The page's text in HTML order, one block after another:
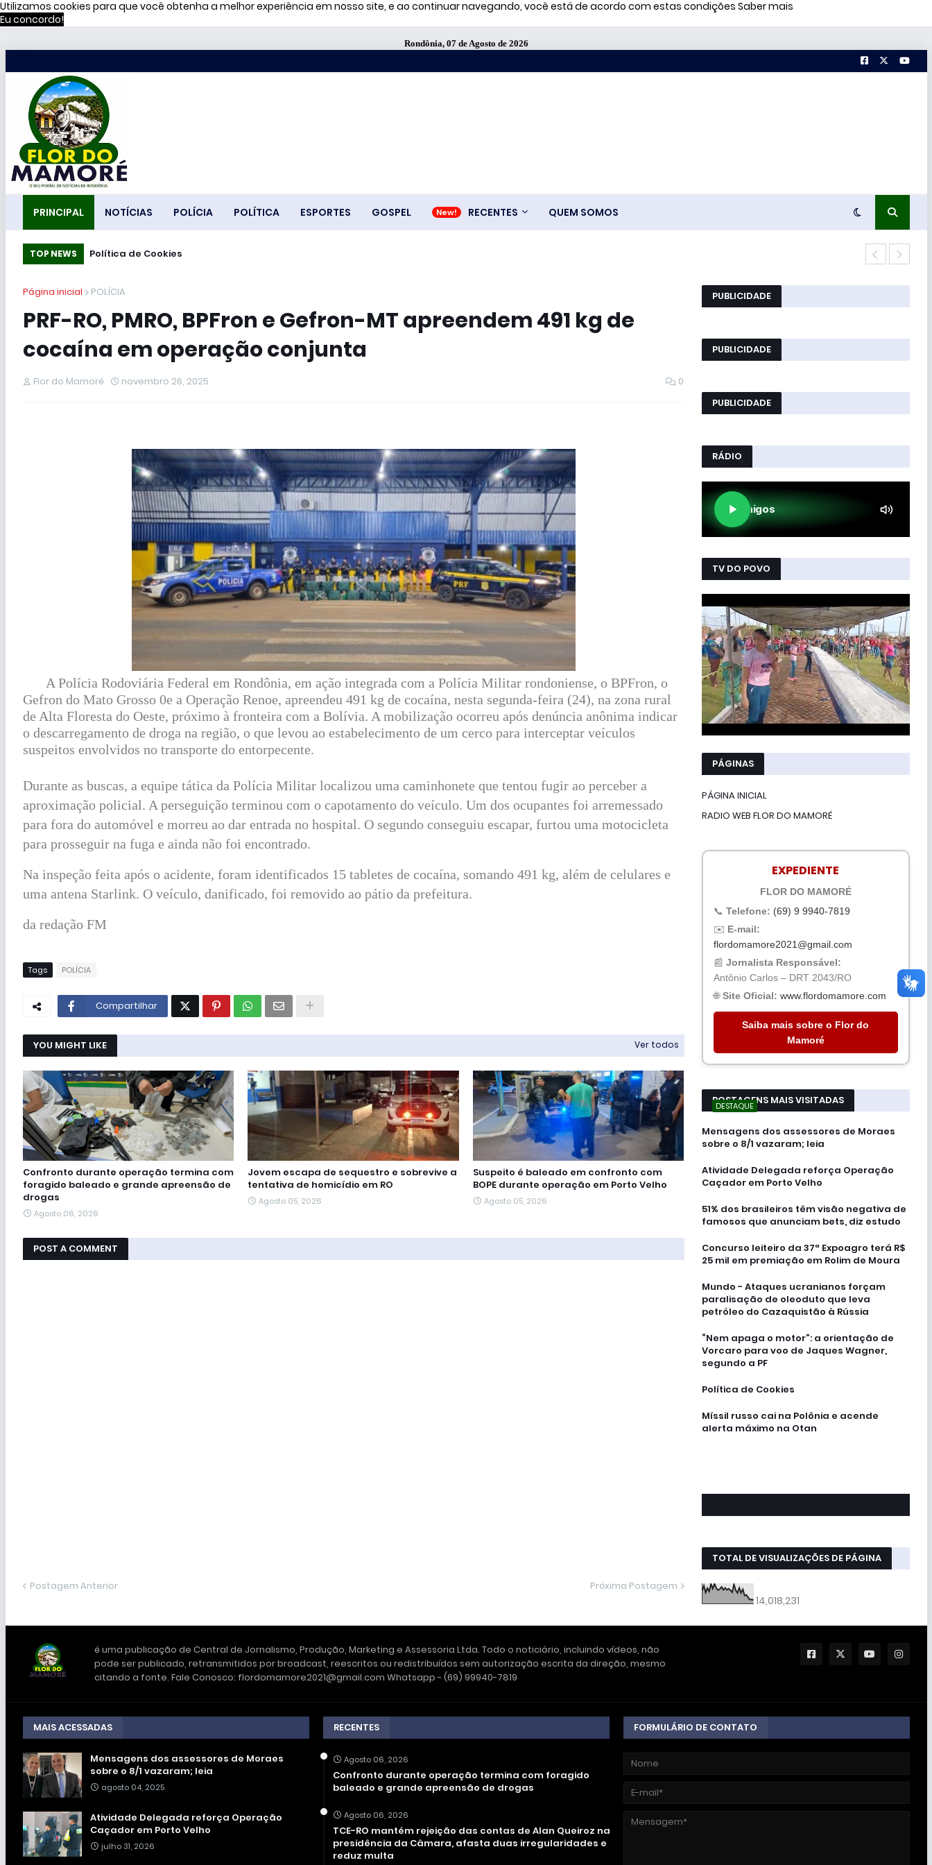
Utilizamos cookies para que você obtenha a melhor experiência em nosso site, e ao continuar navegando, você está de acordo com estas condições Saber mais
Eu concordo!
Rondônia, 07 de Agosto de 2026
PRINCIPAL NOTÍCIAS POLÍCIA POLÍTICA ESPORTES GOSPEL RECENTES QUEM SOMOS
TOP NEWS Política de Cookies
Página inicial POLÍCIA
PRF-RO, PMRO, BPFron e Gefron-MT apreendem 491 kg de
cocaína em operação conjunta
Flor do Mamoré novembro 26, 2025 0
A Polícia Rodoviária Federal em Rondônia, em ação integrada com a Polícia Militar rondoniense, o BPFron, o
Gefron do Mato Grosso 0e a Operação Renoe, apreendeu 491 kg de cocaína, nesta segunda-feira (24), na zona rural
de Alta Floresta do Oeste, próximo à fronteira com a Bolívia. A mobilização ocorreu após denúncia anônima indicar
o descarregamento de droga na região, o que levou ao estabelecimento de um cerco para interceptar veículos
suspeitos envolvidos no transporte do entorpecente.
Durante as buscas, a equipe tática da Polícia Militar localizou uma caminhonete que tentou fugir ao perceber a
aproximação policial. A perseguição terminou com o capotamento do veículo. Um dos ocupantes foi arremessado
para fora do automóvel e morreu ao dar entrada no hospital. O segundo conseguiu escapar, furtou uma motocicleta
para prosseguir na fuga e ainda não foi encontrado.
Na inspeção feita após o acidente, foram identificados 15 tabletes de cocaína, somando 491 kg, além de celulares e
uma antena Starlink. O veículo, danificado, foi removido ao pátio da prefeitura.
da redação FM
Tags POLÍCIA
Compartilhar
YOU MIGHT LIKE Ver todos
Confronto durante operação termina com
foragido baleado e grande apreensão de
drogas
Agosto 06, 2026
Jovem escapa de sequestro e sobrevive a
tentativa de homicídio em RO
Agosto 05, 2026
Suspeito é baleado em confronto com
BOPE durante operação em Porto Velho
Agosto 05, 2026
POST A COMMENT
Postagem Anterior Próxima Postagem
PUBLICIDADE
PUBLICIDADE
PUBLICIDADE
RÁDIO
TV DO POVO
PÁGINAS
PÁGINA INICIAL
RADIO WEB FLOR DO MAMORÉ
EXPEDIENTE
FLOR DO MAMORÉ
📞 Telefone: (69) 9 9940-7819
✉️ E-mail:
flordomamore2021@gmail.com
📰 Jornalista Responsável:
Antônio Carlos – DRT 2043/RO
🌐Site Oficial: www.flordomamore.com
Saiba mais sobre o Flor do
Mamoré
POSTAGENS MAIS VISITADAS
DESTAQUE
Mensagens dos assessores de Moraes
sobre o 8/1 vazaram; leia
Atividade Delegada reforça Operação
Caçador em Porto Velho
51% dos brasileiros têm visão negativa de
famosos que anunciam bets, diz estudo
Concurso leiteiro da 37ª Expoagro terá R$
25 mil em premiação em Rolim de Moura
Mundo - Ataques ucranianos forçam
paralisação de oleoduto que leva
petróleo do Cazaquistão à Rússia
“Nem apaga o motor”: a orientação de
Vorcaro para voo de Jaques Wagner,
segundo a PF
Política de Cookies
Míssil russo cai na Polônia e acende
alerta máximo na Otan
TOTAL DE VISUALIZAÇÕES DE PÁGINA
14,018,231
é uma publicação de Central de Jornalismo, Produção, Marketing e Assessoria Ltda. Todo o noticiário, incluindo vídeos, não
pode ser publicado, retransmitidos por broadcast, reescritos ou redistribuídos sem autorização escrita da direção, mesmo
citando a fonte. Fale Conosco: flordomamore2021@gmail.com Whatsapp - (69) 99940-7819
MAIS ACESSADAS
Mensagens dos assessores de Moraes
sobre o 8/1 vazaram; leia
agosto 04, 2025
Atividade Delegada reforça Operação
Caçador em Porto Velho
julho 31, 2026
RECENTES
Agosto 06, 2026
Confronto durante operação termina com foragido
baleado e grande apreensão de drogas
Agosto 06, 2026
TCE-RO mantém rejeição das contas de Alan Queiroz na
presidência da Câmara, afasta duas irregularidades e
reduz multa
FORMULÁRIO DE CONTATO